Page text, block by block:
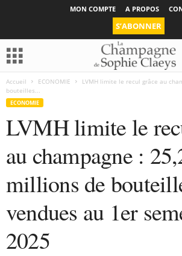
MON COMPTE A PROPOS
S’ABONNER
Accueil ECONOMIE
LVMH limite le recul grâce au
bouteilles...
ECONOMIE
LVMH limite le
au champagne :
millions de
vendues au 1er
2025